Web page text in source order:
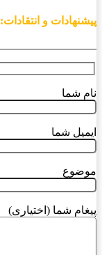
پیشنهادات و انتقادات:
نام شما
ایمیل شما
موضوع
پیغام شما (اختیاری)